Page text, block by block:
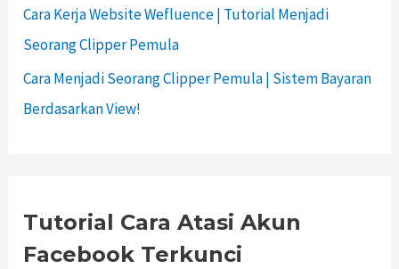
Cara Kerja Website Wefluence | Tutorial Menjadi
Seorang Clipper Pemula
Cara Menjadi Seorang Clipper Pemula | Sistem Bayaran
Berdasarkan View!
Tutorial Cara Atasi Akun
Facebook Terkunci